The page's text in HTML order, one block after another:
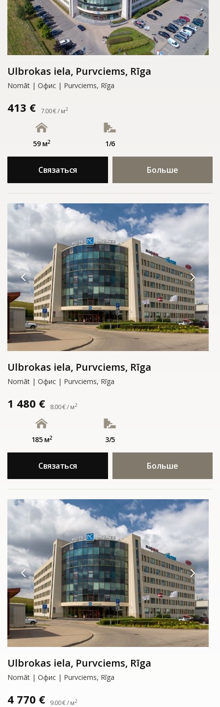
Ulbrokas iela, Purvciems, Rīga
Nomāt | Офис | Purvciems, Rīga
413 € 7.00 € / м2
59 м2 1/6
Связаться Больше
Ulbrokas iela, Purvciems, Rīga
Nomāt | Офис | Purvciems, Rīga
1 480 € 8.00 € / м2
185 м2 3/5
Связаться Больше
Ulbrokas iela, Purvciems, Rīga
Nomāt | Офис | Purvciems, Rīga
4 770 € 9.00 € / м2